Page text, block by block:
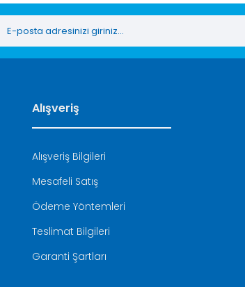
Alışveriş
Alışveriş Bilgileri
Mesafeli Satış
Ödeme Yöntemleri
Teslimat Bilgileri
Garanti Şartları